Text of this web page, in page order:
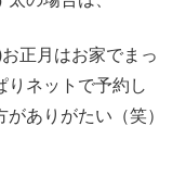
正月はお家でまっ
りネットで予約し
ありがたい（笑）